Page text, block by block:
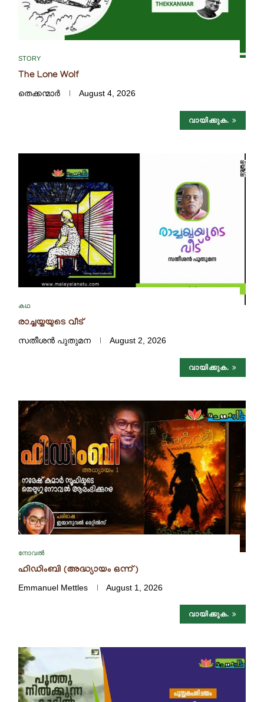
STORY
The Lone Wolf
തെക്കന്മാർ August 4, 2026
വായിക്കുക.
കഥ
രാച്ചയ്യയുടെ വീട്
സതീശന്‍ പുതുമന August 2, 2026
വായിക്കുക.
നോവൽ
ഹിഡിംബി (അദ്ധ്യായം ഒന്ന്)
Emmanuel Mettles August 1, 2026
വായിക്കുക.